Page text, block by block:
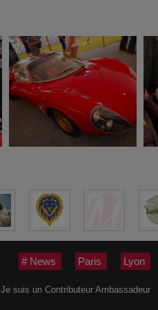
# News Paris Lyon
Je suis un Contributeur Ambassadeur